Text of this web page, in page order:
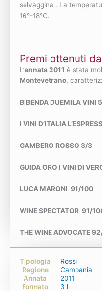
selvaggina . La
16°-18°C.
Premi ottenuti
L’annata 2011 è stata
Montevetrano,
BIBENDA DUEMILA VINI
I VINI D’ITALIA
GAMBERO ROSSO 3/3
GUIDA ORO I VINI DI
LUCA MARONI 91/100
WINE SPECTATOR 91/
THE WINE ADVOCATE
Tipologia
Rossi
Regione
Campania
Annata
2011
Formato
3 l